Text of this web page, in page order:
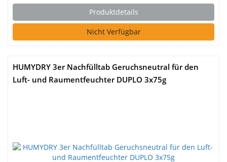
Produktdetails
Nicht Verfügbar
HUMYDRY 3er Nachfülltab Geruchsneutral für den
Luft- und Raumentfeuchter DUPLO 3x75g